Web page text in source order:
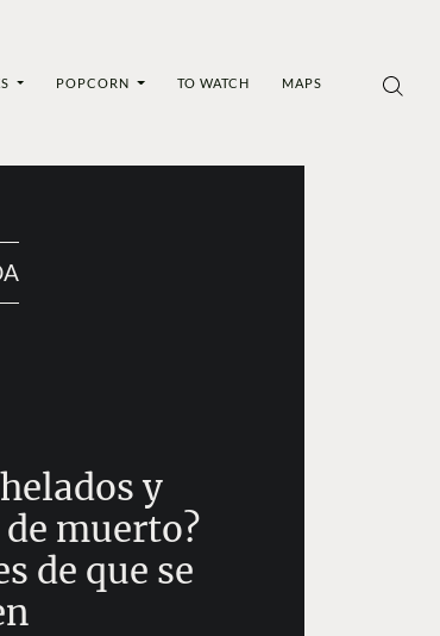
POPCORN TO WATCH MAPS
y
muerto?
de que se